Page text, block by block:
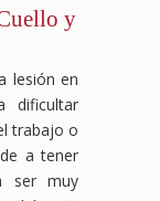
y
lesión en
dificultar
trabajo o
a tener
ser muy